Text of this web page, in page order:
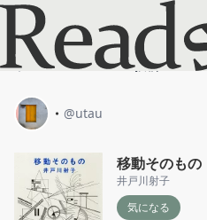
・"移動そのもの"
ホーム ・ 投稿
・ @utau
移動そのもの
井戸川射子
気になる